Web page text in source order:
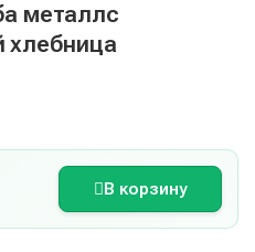
металлс
хлебница
В корзину